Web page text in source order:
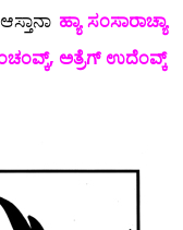
ಹ್ಯಾ ಸಂಸಾರಾಚ್ಯಾ
ಅತ್ರೆಗ್ ಉದೆಂವ್ಕ್